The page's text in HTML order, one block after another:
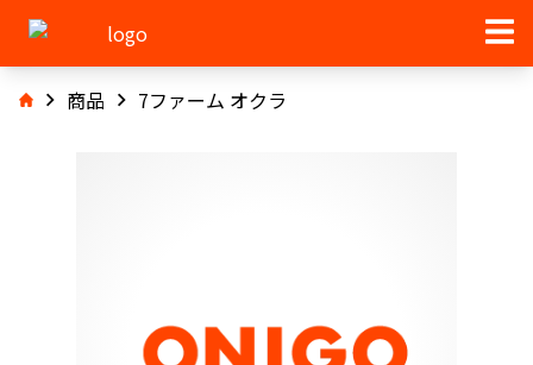
商品 7ファーム オクラ